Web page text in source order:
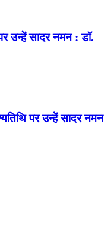
उन्हें सादर नमन : डॉ.
पर उन्हें सादर नमन